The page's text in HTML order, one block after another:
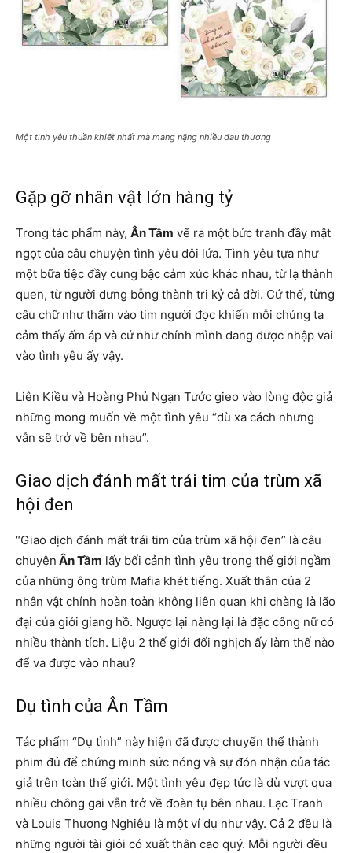
Một tình yêu thuần khiết nhất mà mang nặng nhiều đau thương
Gặp gỡ nhân vật lớn hàng tỷ
Trong tác phẩm này, Ân Tầm vẽ ra một bức tranh đầy mật
ngọt của câu chuyện tình yêu đôi lứa. Tình yêu tựa như
một bữa tiệc đầy cung bậc cảm xúc khác nhau, từ lạ thành
quen, từ người dưng bỗng thành tri kỷ cả đời. Cứ thế, từng
câu chữ như thấm vào tim người đọc khiến mỗi chúng ta
cảm thấy ấm áp và cứ như chính mình đang được nhập vai
vào tình yêu ấy vậy.
Liên Kiều và Hoàng Phủ Ngạn Tước gieo vào lòng độc giả
những mong muốn về một tình yêu “dù xa cách nhưng
vẫn sẽ trở về bên nhau”.
Giao dịch đánh mất trái tim của trùm xã
hội đen
“Giao dịch đánh mất trái tim của trùm xã hội đen” là câu
chuyện Ân Tầm lấy bối cảnh tình yêu trong thế giới ngầm
của những ông trùm Mafia khét tiếng. Xuất thân của 2
nhân vật chính hoàn toàn không liên quan khi chàng là lão
đại của giới giang hồ. Ngược lại nàng lại là đặc công nữ có
nhiều thành tích. Liệu 2 thế giới đối nghịch ấy làm thế nào
để va được vào nhau?
Dụ tình của Ân Tầm
Tác phẩm “Dụ tình” này hiện đã được chuyển thể thành
phim đủ để chứng minh sức nóng và sự đón nhận của tác
giả trên toàn thế giới. Một tình yêu đẹp tức là dù vượt qua
nhiều chông gai vẫn trở về đoàn tụ bên nhau. Lạc Tranh
và Louis Thương Nghiêu là một ví dụ như vậy. Cả 2 đều là
những người tài giỏi có xuất thân cao quý. Mỗi người đều